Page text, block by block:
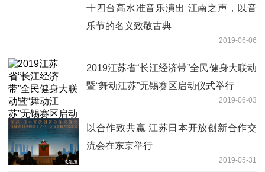
十四台高水准音乐演出 江南之声，以音
乐节的名义致敬古典
2019-06-06
2019江苏省“长江经济带”全民健身大联动
暨“舞动江苏”无锡赛区启动仪式举行
2019-06-03
以合作致共赢 江苏日本开放创新合作交
流会在东京举行
2019-05-31